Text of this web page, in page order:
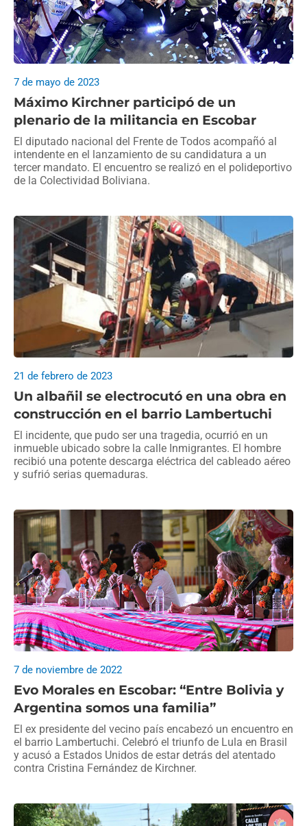
Máximo Kirchner participó de un
plenario de la militancia en Escobar
7 de mayo de 2023
El diputado nacional del Frente de Todos acompañó al
intendente en el lanzamiento de su candidatura a un
tercer mandato. El encuentro se realizó en el polideportivo
de la Colectividad Boliviana.
Un albañil se electrocutó en una obra en
construcción en el barrio Lambertuchi
21 de febrero de 2023
El incidente, que pudo ser una tragedia, ocurrió en un
inmueble ubicado sobre la calle Inmigrantes. El hombre
recibió una potente descarga eléctrica del cableado aéreo
y sufrió serias quemaduras.
Evo Morales en Escobar: “Entre Bolivia y
Argentina somos una familia”
7 de noviembre de 2022
El ex presidente del vecino país encabezó un encuentro en
el barrio Lambertuchi. Celebró el triunfo de Lula en Brasil
y acusó a Estados Unidos de estar detrás del atentado
contra Cristina Fernández de Kirchner.